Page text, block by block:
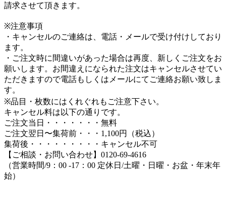
請求させて頂きます。
※注意事項
・キャンセルのご連絡は、電話・メールで受け付けしており
ます。
・ご注文時に間違いがあった場合は再度、新しくご注文をお
願いします。お間違えになられた注文はキャンセルさせてい
ただきますので電話もしくはメールにてご連絡お願い致しま
す。
※品目・枚数にはくれぐれもご注意下さい。
キャンセル料は以下の通りです。
ご注文当日・・・・・・・無料
ご注文翌日〜集荷前・・・1,100円（税込）
集荷後・・・・・・・・・キャンセル不可
【ご相談・お問い合わせ】0120-69-4616
（営業時間/9：00 -17：00 定休日/土曜・日曜・お盆・年末年
始）